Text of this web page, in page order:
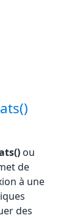
ou
de
à une
des